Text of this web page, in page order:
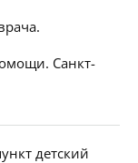
Санкт-
детский